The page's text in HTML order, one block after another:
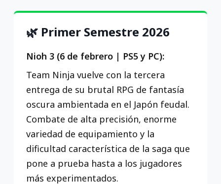
🌿 Primer Semestre 2026
Nioh 3 (6 de febrero | PS5 y PC):
Team Ninja vuelve con la tercera
entrega de su brutal RPG de fantasía
oscura ambientada en el Japón feudal.
Combate de alta precisión, enorme
variedad de equipamiento y la
dificultad característica de la saga que
pone a prueba hasta a los jugadores
más experimentados.